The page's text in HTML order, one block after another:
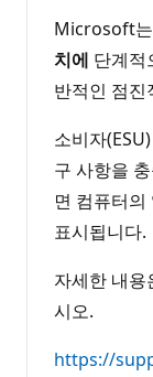
Microsoft
치에 단계적
반적인 점진
소비자
구 사항을
면 컴퓨터의
표시됩니다.
자세한 내용
시오.
https://